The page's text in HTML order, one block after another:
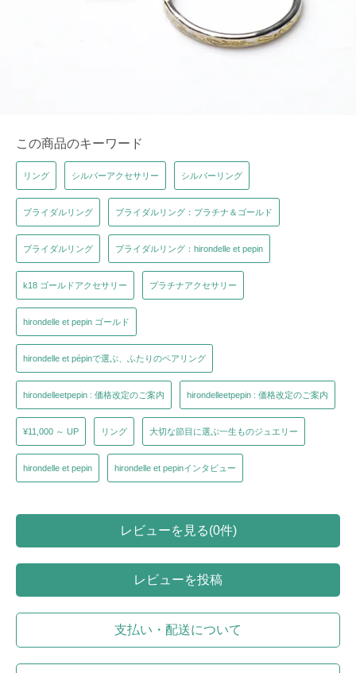
この商品のキーワード
リング シルバーアクセサリー シルバーリング
ブライダルリング ブライダルリング：プラチナ＆ゴールド
ブライダルリング ブライダルリング：hirondelle et pepin
k18 ゴールドアクセサリー プラチナアクセサリー
hirondelle et pepin ゴールド
hirondelle et pépinで選ぶ、ふたりのペアリング
hirondelleetpepin : 価格改定のご案内 hirondelleetpepin : 価格改定のご案内
¥11,000 ～ UP リング 大切な節目に選ぶ一生ものジュエリー
hirondelle et pepin hirondelle et pepinインタビュー
レビューを見る(0件)
レビューを投稿
支払い・配送について